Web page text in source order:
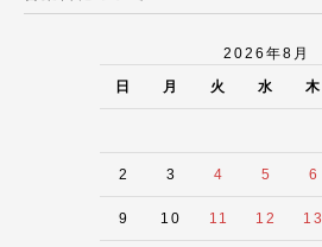
2026年8月
日 月 火 水 木
2 3 4 5 6
9 10 11 12 13